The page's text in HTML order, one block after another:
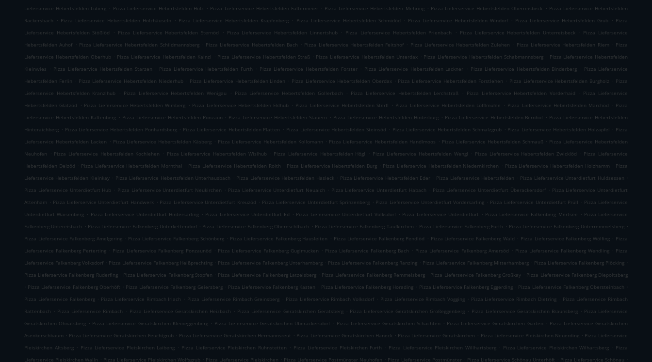
Lieferservice Hebertsfelden Luberg . Pizza Lieferservice Hebertsfelden Holz . Pizza Lieferservice Hebertsfelden Faltermeier . Pizza Lieferservice Hebertsfelden Mehring . Pizza Lieferservice Hebertsfelden Oberreisbeck . Pizza Lieferservice Hebertsfelden
Rackersbach
. Pizza Lieferservice Hebertsfelden Holzhäuseln . Pizza Lieferservice Hebertsfelden Krapfenberg . Pizza Lieferservice Hebertsfelden Schmidöd . Pizza Lieferservice Hebertsfelden Windorf . Pizza Lieferservice Hebertsfelden Grub . Pizza
Lieferservice Hebertsfelden Stößlöd
. Pizza Lieferservice Hebertsfelden Sternöd . Pizza Lieferservice Hebertsfelden Linnertshub . Pizza Lieferservice Hebertsfelden Prienbach . Pizza Lieferservice Hebertsfelden Unterreisbeck . Pizza Lieferservice
Hebertsfelden Auhof . Pizza Lieferservice Hebertsfelden Schildmannsberg . Pizza Lieferservice Hebertsfelden Bach . Pizza Lieferservice Hebertsfelden Feitshof . Pizza Lieferservice Hebertsfelden Zulehen . Pizza Lieferservice Hebertsfelden Riem . Pizza
Lieferservice Hebertsfelden Oberhub . Pizza Lieferservice Hebertsfelden Kainzl . Pizza Lieferservice Hebertsfelden Straß . Pizza Lieferservice Hebertsfelden Unterdax . Pizza Lieferservice Hebertsfelden Schabmannsberg . Pizza Lieferservice Hebertsfelden
Kleinwies
. Pizza Lieferservice Hebertsfelden Starzen . Pizza Lieferservice Hebertsfelden Furth . Pizza Lieferservice Hebertsfelden Forster . Pizza Lieferservice Hebertsfelden Lackner . Pizza Lieferservice Hebertsfelden Binderberg . Pizza Lieferservice
Hebertsfelden Ferlin . Pizza Lieferservice Hebertsfelden Niederhub . Pizza Lieferservice Hebertsfelden Linden . Pizza Lieferservice Hebertsfelden Oberdax . Pizza Lieferservice Hebertsfelden Forstlehen . Pizza Lieferservice Hebertsfelden Burgholz . Pizza
Lieferservice Hebertsfelden Kranzlhub
. Pizza Lieferservice Hebertsfelden Wenigau . Pizza Lieferservice Hebertsfelden Gollerbach . Pizza Lieferservice Hebertsfelden Lerchstraß . Pizza Lieferservice Hebertsfelden Vorderhaid . Pizza Lieferservice
Hebertsfelden Glatzöd
. Pizza Lieferservice Hebertsfelden Wimberg . Pizza Lieferservice Hebertsfelden Eklhub . Pizza Lieferservice Hebertsfelden Sterfl . Pizza Lieferservice Hebertsfelden Löfflmühle . Pizza Lieferservice Hebertsfelden Marchöd . Pizza
Lieferservice Hebertsfelden Kaltenberg . Pizza Lieferservice Hebertsfelden Ponzaun . Pizza Lieferservice Hebertsfelden Stauern . Pizza Lieferservice Hebertsfelden Hinterburg . Pizza Lieferservice Hebertsfelden Bernhof . Pizza Lieferservice Hebertsfelden
Hinteraichberg . Pizza Lieferservice Hebertsfelden Ponhardsberg . Pizza Lieferservice Hebertsfelden Platten . Pizza Lieferservice Hebertsfelden Steinsöd . Pizza Lieferservice Hebertsfelden Schmalzgrub . Pizza Lieferservice Hebertsfelden Holzapfel . Pizza
Lieferservice Hebertsfelden Lacken . Pizza Lieferservice Hebertsfelden Käsberg . Pizza Lieferservice Hebertsfelden Kollomann . Pizza Lieferservice Hebertsfelden Handlmoos . Pizza Lieferservice Hebertsfelden Schmauß . Pizza Lieferservice Hebertsfelden
Neuhofen
. Pizza Lieferservice Hebertsfelden Kochlehen . Pizza Lieferservice Hebertsfelden Wislhub . Pizza Lieferservice Hebertsfelden Högl . Pizza Lieferservice Hebertsfelden Wengl . Pizza Lieferservice Hebertsfelden Zwicklöd . Pizza Lieferservice
Hebertsfelden Delzöd . Pizza Lieferservice Hebertsfelden Mornthal . Pizza Lieferservice Hebertsfelden Roith . Pizza Lieferservice Hebertsfelden Burg . Pizza Lieferservice Hebertsfelden Niedernkirchen . Pizza Lieferservice Hebertsfelden Holzhamm . Pizza
Lieferservice Hebertsfelden Kleinkay . Pizza Lieferservice Hebertsfelden Unterhausbach . Pizza Lieferservice Hebertsfelden Hasleck . Pizza Lieferservice Hebertsfelden Eder . Pizza Lieferservice Hebertsfelden . Pizza Lieferservice Unterdietfurt Huldsessen .
Pizza Lieferservice Unterdietfurt Hub . Pizza Lieferservice Unterdietfurt Neukirchen . Pizza Lieferservice Unterdietfurt Neuaich . Pizza Lieferservice Unterdietfurt Habach . Pizza Lieferservice Unterdietfurt Überackersdorf . Pizza Lieferservice Unterdietfurt
Attenham . Pizza Lieferservice Unterdietfurt Handwerk . Pizza Lieferservice Unterdietfurt Kreuzöd . Pizza Lieferservice Unterdietfurt Sprinzenberg . Pizza Lieferservice Unterdietfurt Vordersarling . Pizza Lieferservice Unterdietfurt Prüll . Pizza Lieferservice
Unterdietfurt Waisenberg . Pizza Lieferservice Unterdietfurt Hintersarling . Pizza Lieferservice Unterdietfurt Ed . Pizza Lieferservice Unterdietfurt Volksdorf . Pizza Lieferservice Unterdietfurt . Pizza Lieferservice Falkenberg Mertsee . Pizza Lieferservice
Falkenberg Untereisbach . Pizza Lieferservice Falkenberg Unterkettendorf . Pizza Lieferservice Falkenberg Obereschlbach . Pizza Lieferservice Falkenberg Taufkirchen . Pizza Lieferservice Falkenberg Furth . Pizza Lieferservice Falkenberg Unterremmelsberg .
Pizza Lieferservice Falkenberg Amelgering . Pizza Lieferservice Falkenberg Schönberg . Pizza Lieferservice Falkenberg Hausleiten . Pizza Lieferservice Falkenberg Pendlöd . Pizza Lieferservice Falkenberg Wald . Pizza Lieferservice Falkenberg Wölfing . Pizza
Lieferservice Falkenberg Perterting . Pizza Lieferservice Falkenberg Ponzaunöd . Pizza Lieferservice Falkenberg Guglmucken . Pizza Lieferservice Falkenberg Bach . Pizza Lieferservice Falkenberg Amersöd . Pizza Lieferservice Falkenberg Wendling . Pizza
Lieferservice Falkenberg Volksdorf . Pizza Lieferservice Falkenberg Heißprechting . Pizza Lieferservice Falkenberg Unterhamberg . Pizza Lieferservice Falkenberg Ranzing . Pizza Lieferservice Falkenberg Mitterhamberg . Pizza Lieferservice Falkenberg Plöcking .
Pizza Lieferservice Falkenberg Ruderfing . Pizza Lieferservice Falkenberg Stopfen . Pizza Lieferservice Falkenberg Latzelsberg . Pizza Lieferservice Falkenberg Remmelsberg . Pizza Lieferservice Falkenberg Großkay . Pizza Lieferservice Falkenberg Diepoltsberg
. Pizza Lieferservice Falkenberg Oberhöft . Pizza Lieferservice Falkenberg Geiersberg . Pizza Lieferservice Falkenberg Kasten . Pizza Lieferservice Falkenberg Horading . Pizza Lieferservice Falkenberg Eggerding . Pizza Lieferservice Falkenberg Obersteinbach .
Pizza Lieferservice Falkenberg . Pizza Lieferservice Rimbach Irlach . Pizza Lieferservice Rimbach Greinsberg . Pizza Lieferservice Rimbach Volksdorf . Pizza Lieferservice Rimbach Vogging . Pizza Lieferservice Rimbach Dietring . Pizza Lieferservice Rimbach
Rattenbach . Pizza Lieferservice Rimbach . Pizza Lieferservice Geratskirchen Heizbach . Pizza Lieferservice Geratskirchen Geratsberg . Pizza Lieferservice Geratskirchen Großeggenberg . Pizza Lieferservice Geratskirchen Braunsberg . Pizza Lieferservice
Geratskirchen Ohnatsberg . Pizza Lieferservice Geratskirchen Kleineggenberg . Pizza Lieferservice Geratskirchen Überackersdorf . Pizza Lieferservice Geratskirchen Schachten . Pizza Lieferservice Geratskirchen Garten . Pizza Lieferservice Geratskirchen
Asenkerschbaum . Pizza Lieferservice Geratskirchen Feuchtgrub . Pizza Lieferservice Geratskirchen Hermannsreut . Pizza Lieferservice Geratskirchen Haneck . Pizza Lieferservice Geratskirchen . Pizza Lieferservice Pleiskirchen Neuerding . Pizza Lieferservice
Pleiskirchen Altsberg . Pizza Lieferservice Pleiskirchen Laibeng . Pizza Lieferservice Pleiskirchen Ruhnstetten . Pizza Lieferservice Pleiskirchen Furth . Pizza Lieferservice Pleiskirchen Willhartsberg . Pizza Lieferservice Pleiskirchen Wilhartsberg . Pizza
Lieferservice Pleiskirchen Walln . Pizza Lieferservice Pleiskirchen Wolfsgrub . Pizza Lieferservice Pleiskirchen . Pizza Lieferservice Postmünster Neuhofen . Pizza Lieferservice Postmünster . Pizza Lieferservice Schönau Unterhöft . Pizza Lieferservice Schönau .